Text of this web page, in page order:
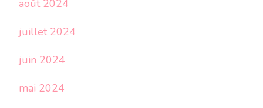
août 2024
juillet 2024
juin 2024
mai 2024